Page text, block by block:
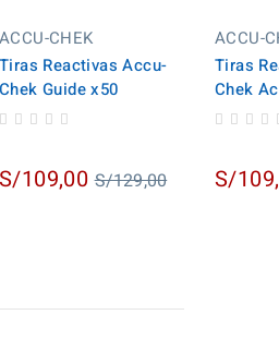
ACCU-CHEK
Tiras Reactivas Accu-
Chek Guide x50
S/109,00Regular
S/129,00
ACCU-
Tiras
Chek
S/